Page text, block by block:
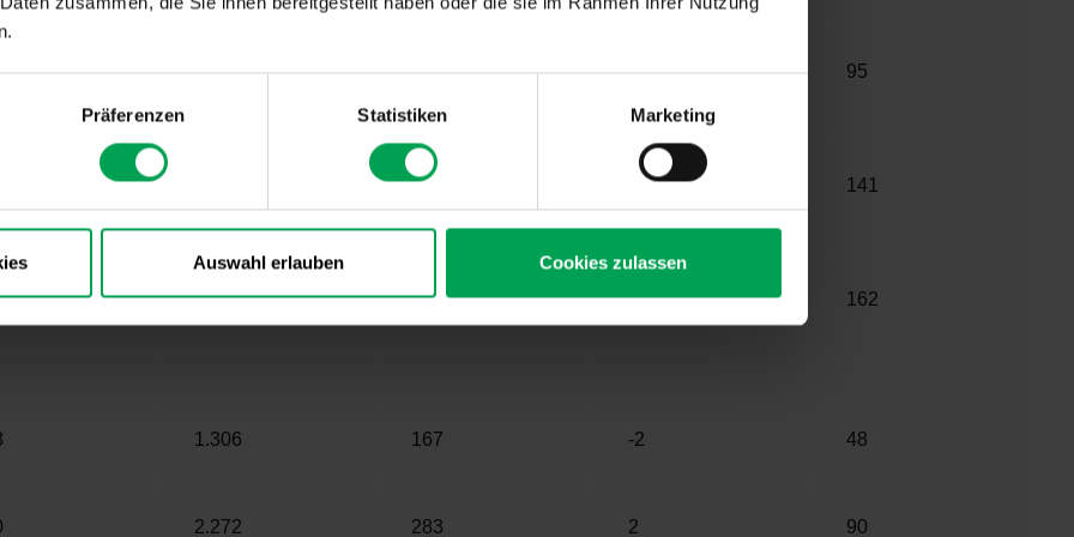
Präferenzen Statistiken Marketing
Auswahl erlauben Cookies zulassen
8.464 1.106 -6 95
218 124 141
2.188 281 67 162
1.306 167 -2 48
2.272 283 2 90